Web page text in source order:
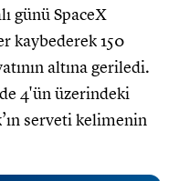
günü SpaceX
kaybederek 150
altına geriledi.
4'ün üzerindeki
serveti kelimenin